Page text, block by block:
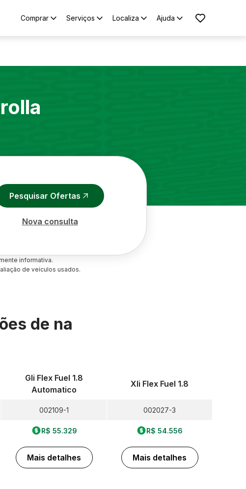
Comprar Serviços Localiza Ajuda
Pesquisar Ofertas
Nova consulta
informativa.
de veículos usados.
de na
Gli Flex Fuel 1.8
Automatico
002109-1
R$ 55.329
Mais detalhes
Xli Flex Fuel 1.8
002027-3
R$ 54.556
Mais detalhes